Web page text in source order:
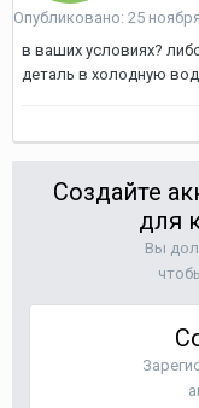
Опубликовано: 25
в ваших условиях?
деталь в холодную
Создайте
для
Вы